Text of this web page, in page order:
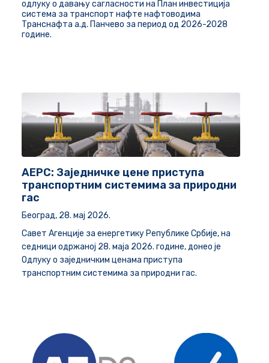
одлуку о давању сагласности на План инвестиција
система за транспорт нафте нафтоводима
Транснафта а.д. Панчево за период од 2026-2028
године.
АЕРС: Заједничке цене приступа
транспортним системима за природни
гас
Београд, 28. мај 2026.
Савет Агенције за енергетику Републике Србије, на
седници одржаној 28. маја 2026. године, донео је
Одлуку о заједничким ценама приступа
транспортним системима за природни гас.